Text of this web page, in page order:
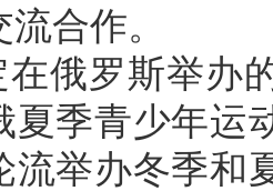
合作。
在俄罗斯举办
夏季青少年运
流举办冬季和